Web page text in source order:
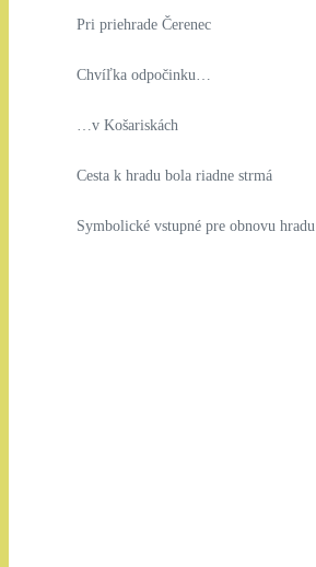
Pri priehrade Čerenec
Chvíľka odpočinku…
…v Košariskách
Cesta k hradu bola riadne strmá
Symbolické vstupné pre obnovu hradu